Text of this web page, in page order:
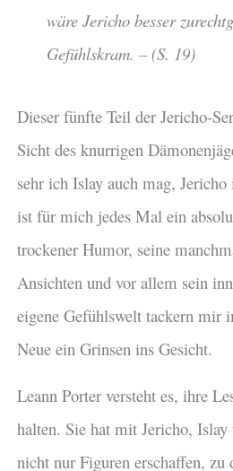
wäre Jericho besser
Gefühlskram. – (S. 19)
Dieser fünfte Teil der Jericho-
Sicht des knurrigen
sehr ich Islay auch mag,
ist für mich jedes Mal ein
trockener Humor, seine
Ansichten und vor allem sein
eigene Gefühlswelt tackern mir
Neue ein Grinsen ins Gesicht.
Leann Porter versteht es, ihre
halten. Sie hat mit Jericho, Islay
nicht nur Figuren erschaffen, zu